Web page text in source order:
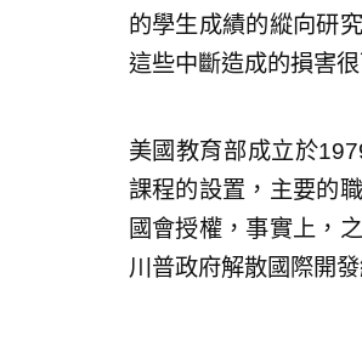
的學生成績的縱向研
這些中斷造成的損害
美國教育部成立於
課程的設置，主要的
國會授權，事實上，
川普政府解散國際開發